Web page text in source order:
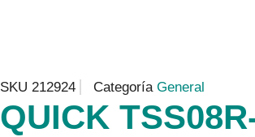
SKU 212924 Categoría General
QUICK